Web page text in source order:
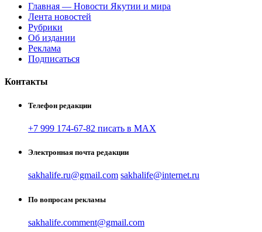
Главная — Новости Якутии и мира
Лента новостей
Рубрики
Об издании
Реклама
Подписаться
Контакты
Телефон редакции
+7 999 174-67-82 писать в MAX
Электронная почта редакции
sakhalife.ru@gmail.com sakhalife@internet.ru
По вопросам рекламы
sakhalife.comment@gmail.com